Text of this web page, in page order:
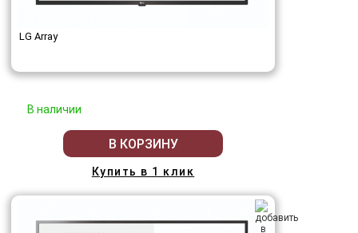
LG Array
В наличии
В КОРЗИНУ
Купить в 1 клик